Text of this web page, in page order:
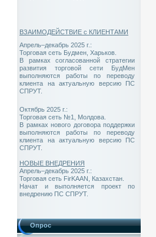
ВЗАИМОДЕЙСТВИЕ с КЛИЕНТАМИ
Апрель–декабрь 2025 г.:
Торговая сеть Будмен, Харьков.
В рамках согласованной стратегии
развития торговой сети БудМен
выполняются работы по переводу
клиента на актуальную версию ПС
СПРУТ.
Октябрь 2025 г.:
Торговая сеть №1, Молдова.
В рамках нового договора поддержки
выполняются работы по переводу
клиента на актуальную версию ПС
СПРУТ.
НОВЫЕ ВНЕДРЕНИЯ
Апрель–декабрь 2025 г.:
Торговая сеть FirKAAN, Казахстан.
Начат и выполняется проект по
внедрению ПС СПРУТ.
Опрос